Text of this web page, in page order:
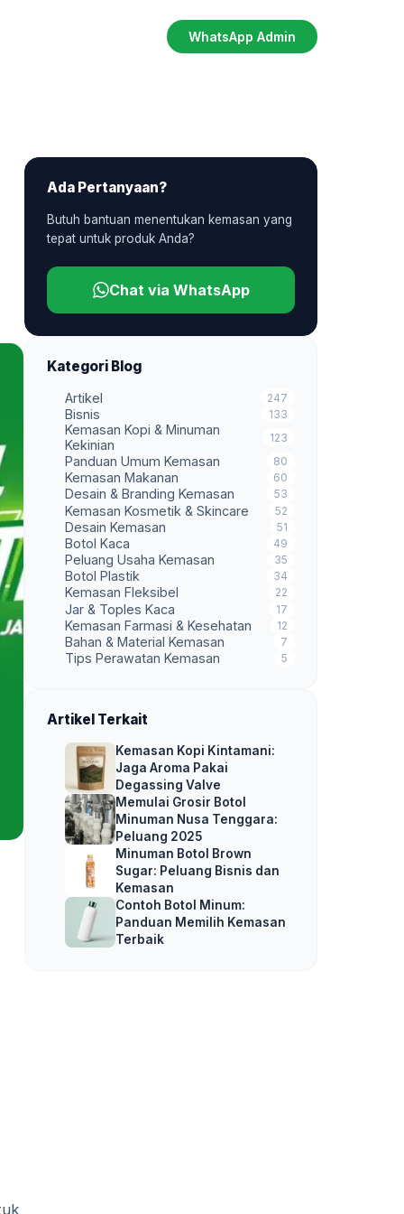
WhatsApp Admin
Ada Pertanyaan?
Butuh bantuan menentukan kemasan yang
tepat untuk produk Anda?
Chat via WhatsApp
Kategori Blog
Artikel 247
Bisnis 133
Kemasan Kopi & Minuman
Kekinian
123
Panduan Umum Kemasan 80
Kemasan Makanan 60
Desain & Branding Kemasan 53
Kemasan Kosmetik & Skincare 52
Desain Kemasan 51
Botol Kaca 49
Peluang Usaha Kemasan 35
Botol Plastik 34
Kemasan Fleksibel 22
Jar & Toples Kaca 17
Kemasan Farmasi & Kesehatan 12
Bahan & Material Kemasan 7
Tips Perawatan Kemasan 5
Artikel Terkait
Kemasan Kopi Kintamani:
Jaga Aroma Pakai
Degassing Valve
Memulai Grosir Botol
Minuman Nusa Tenggara:
Peluang 2025
Minuman Botol Brown
Sugar: Peluang Bisnis dan
Kemasan
Contoh Botol Minum:
Panduan Memilih Kemasan
Terbaik